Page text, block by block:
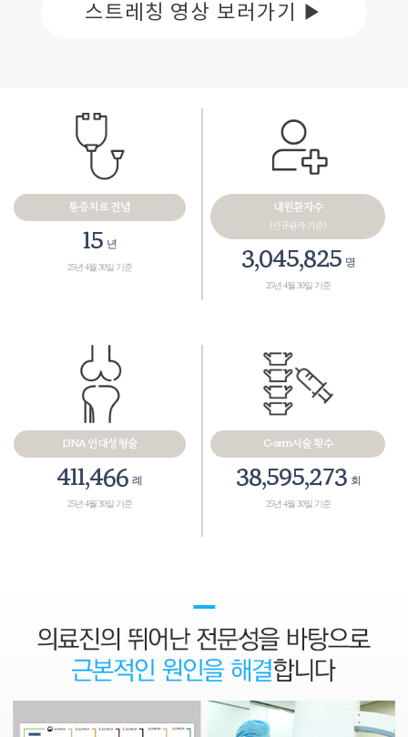
스트레칭 영상 보러가기 ▶
통증치료 전념
18년
25년 4월 30일 기준
내원환자수
(신규환자 기준)
3,461,165명
25년 4월 30일 기준
DNA 인대성형술
467,575례
25년 4월 30일 기준
C-arm시술 횟수
43,858,265 회
25년 4월 30일 기준